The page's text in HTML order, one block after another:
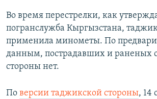
Во время перестрелки, как
погранслужба Кыргызстана,
применила минометы. По
данным, пострадавших и раненых
стороны нет.
По версии таджикской стороны, 14